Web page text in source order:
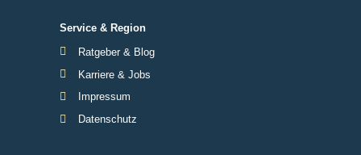
Service & Region
Ratgeber & Blog
Karriere & Jobs
Impressum
Datenschutz